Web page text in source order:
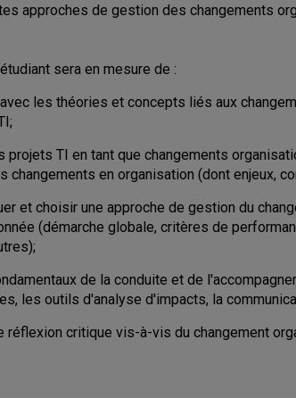
approches de gestion des changements
sera en mesure de :
les théories et concepts liés aux
projets TI en tant que changements
changements en organisation (dont enjeux,
et choisir une approche de gestion du
(démarche globale, critères de
de la conduite et de
les outils d'analyse d'impacts, la
réflexion critique vis-à-vis du changement